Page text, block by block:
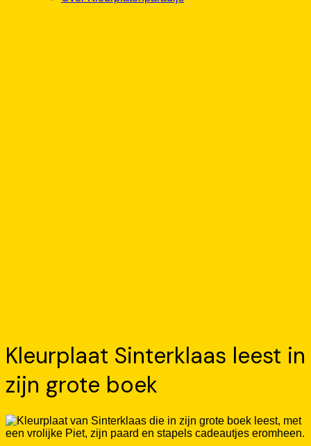
Kleurplaat Sinterklaas leest in
zijn grote boek